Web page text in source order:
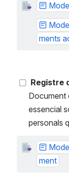
ments
Registre
Document
essencial
personals
ment